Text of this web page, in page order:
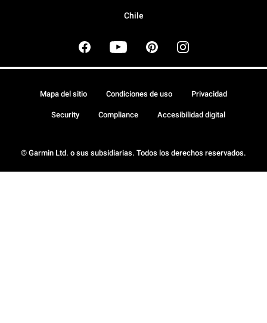
Chile
© Garmin Ltd. o sus subsidiarias. Todos los derechos reservados.
Mapa del sitio Condiciones de uso Privacidad
Security Compliance Accesibilidad digital